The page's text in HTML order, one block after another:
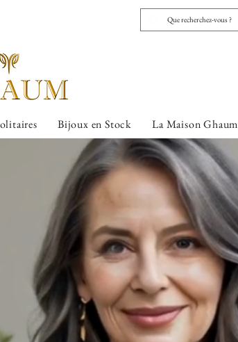
Bijoux en Stock La Maison Ghaum